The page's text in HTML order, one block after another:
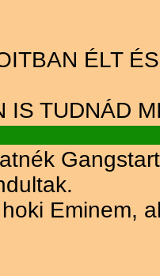
ÉLT
IS TUDNÁD
Eminem,